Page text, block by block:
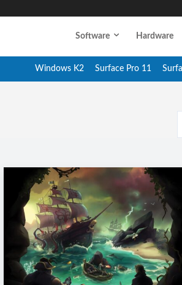
Software Hardware
Windows K2 Surface Pro 11